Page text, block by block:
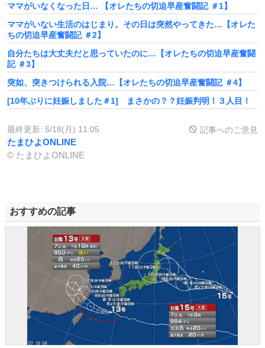
ママがいなくなった日… 【オレたちの切迫早産奮闘記 ＃1】
ママがいない生活のはじまり。その日は突然やってきた…【オレた
ちの切迫早産奮闘記 ＃2】
自分たちは大丈夫だと思っていたのに…【オレたちの切迫早産奮闘
記 ＃3】
突如、突きつけられる入院…【オレたちの切迫早産奮闘記 ＃4】
[10年ぶりに妊娠しました＃1] まさかの？？妊娠判明！３人目！
最終更新: 5/18(月) 11:05 記事へのご意見
たまひよONLINE
© たまひよONLINE
おすすめの記事